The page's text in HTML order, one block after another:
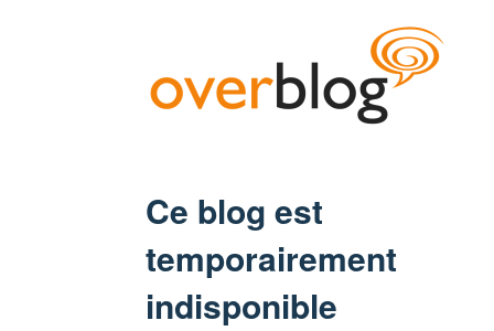
Ce blog est
temporairement
indisponible